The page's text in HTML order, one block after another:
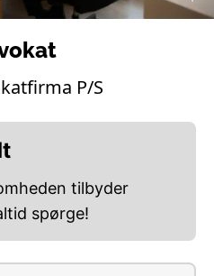
P/S
tilbyder
spørge!